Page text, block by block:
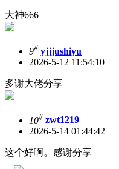
大神666
9# yjjjushiyu
2026-5-12 11:54:10
多谢大佬分享
10# zwt1219
2026-5-14 01:44:42
这个好啊。感谢分享